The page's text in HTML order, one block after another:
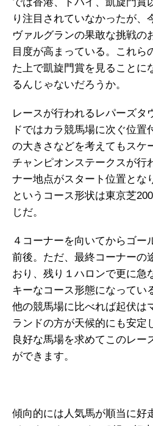
り注目されていなかったが、
ヴァルグランの果敢な挑戦の
目度が高まっている。これら
た上で凱旋門賞を見ることに
るんじゃないだろうか。
レースが行われるレパーズタ
ドではカラ競馬場に次ぐ位置
の大きさなどを考えてもスケ
チャンピオンステークスが行
ナー地点がスタート位置とな
というコース形状は東京芝
じだ。
４コーナーを向いてからゴー
前後。ただ、最終コーナーの
おり、残り１ハロンで更に急
キーなコース形態になってい
他の競馬場に比べれば起伏は
ランドの方が天候的にも安定
良好な馬場を求めてこのレー
ができます。
傾向的には人気馬が順当に好